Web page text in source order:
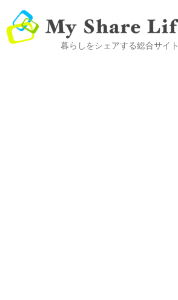
暮らしをシェアする総合サイト